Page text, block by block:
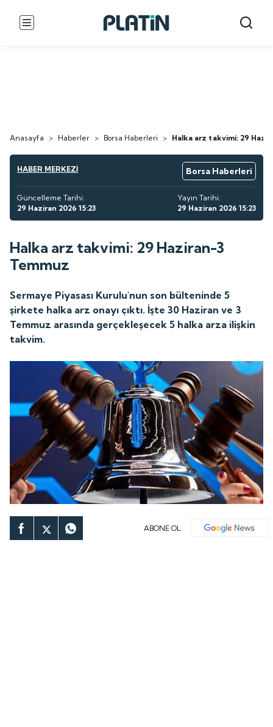
Anasayfa > Haberler > Borsa Haberleri > Halka arz takvimi: 29
HABER MERKEZİ Borsa Haberleri
Güncelleme Tarihi:
29 Haziran 2026 15:23
Yayın Tarihi:
29 Haziran 2026 15:23
Halka arz takvimi: 29 Haziran-3
Temmuz
Sermaye Piyasası Kurulu'nun son bülteninde 5
şirkete halka arz onayı çıktı. İşte 30 Haziran ve 3
Temmuz arasında gerçekleşecek 5 halka arza ilişkin
takvim.
ABONE OL